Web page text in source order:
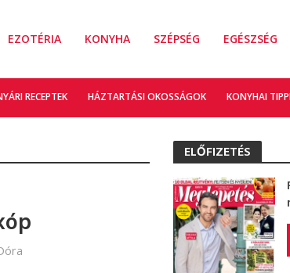
EZOTÉRIA KONYHA SZÉPSÉG EGÉSZSÉG
RECEPTEK HÁZTARTÁSI OKOSSÁGOK KONYHAI
ELŐFIZETÉS